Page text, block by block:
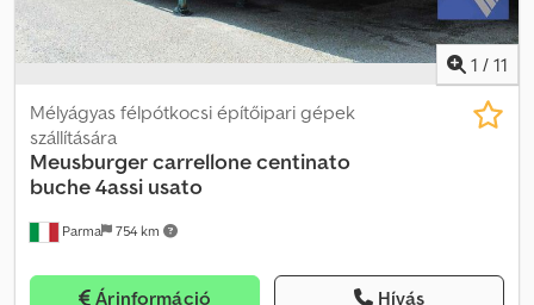
1 / 11
Parma 754 km
Mélyágyas félpótkocsi építőipari gépek
szállítására
Meusburgercarrellone centinato
buche 4assi usato
Árinformáció Hívás